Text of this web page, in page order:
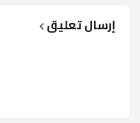
إرسال تعليق